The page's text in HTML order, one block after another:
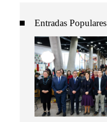
Entradas Populares